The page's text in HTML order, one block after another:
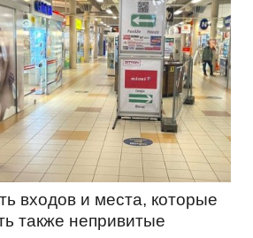
входов и места, которые
также непривитые